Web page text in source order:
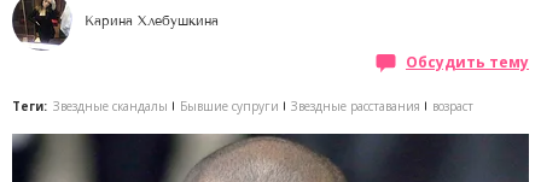
Карина Хлебушкина
Обсудить тему
Теги: Звездные скандалы Бывшие супруги Звездные расставания возраст